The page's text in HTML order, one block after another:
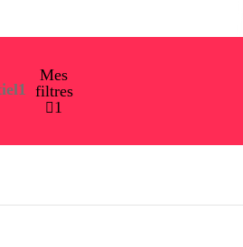
1
Mes
filtres
1